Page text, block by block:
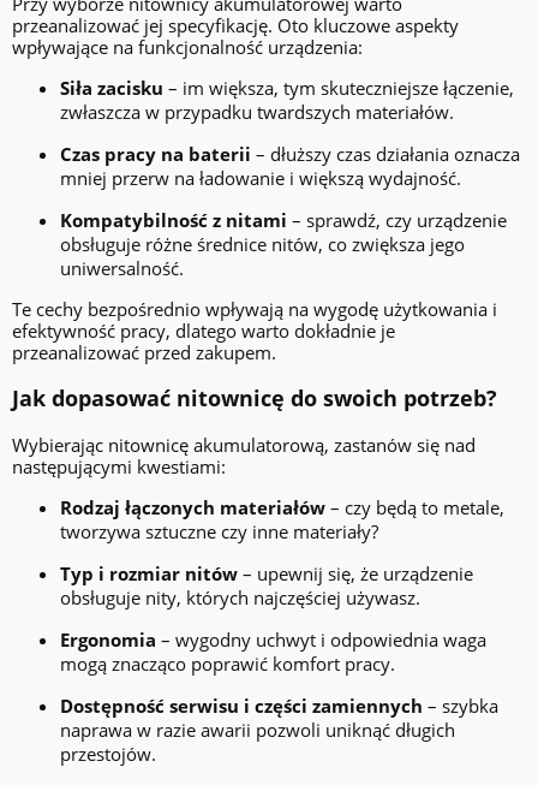
przeanalizować jej specyfikację. Oto kluczowe aspekty
wpływające na funkcjonalność urządzenia:
Siła zacisku – im większa, tym skuteczniejsze łączenie,
zwłaszcza w przypadku twardszych materiałów.
Czas pracy na baterii – dłuższy czas działania oznacza
mniej przerw na ładowanie i większą wydajność.
Kompatybilność z nitami – sprawdź, czy urządzenie
obsługuje różne średnice nitów, co zwiększa jego
uniwersalność.
Te cechy bezpośrednio wpływają na wygodę użytkowania i
efektywność pracy, dlatego warto dokładnie je
przeanalizować przed zakupem.
Jak dopasować nitownicę do swoich potrzeb?
Wybierając nitownicę akumulatorową, zastanów się nad
następującymi kwestiami:
Rodzaj łączonych materiałów – czy będą to metale,
tworzywa sztuczne czy inne materiały?
Typ i rozmiar nitów – upewnij się, że urządzenie
obsługuje nity, których najczęściej używasz.
Ergonomia – wygodny uchwyt i odpowiednia waga
mogą znacząco poprawić komfort pracy.
Dostępność serwisu i części zamiennych – szybka
naprawa w razie awarii pozwoli uniknąć długich
przestojów.